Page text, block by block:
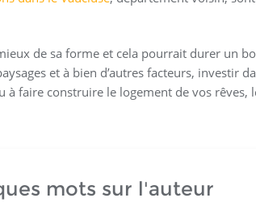
de sa forme et cela pourrait durer un
et à bien d’autres facteurs, investir
à faire construire le logement de vos rêves,
mots sur l'auteur